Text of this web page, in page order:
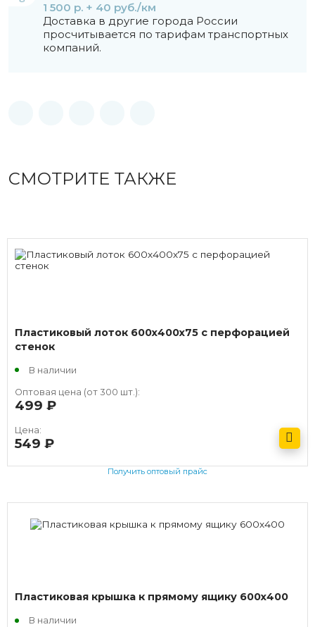
1 500 р. + 40 руб./км
Доставка в другие города России
просчитывается по тарифам транспортных
компаний.
СМОТРИТЕ ТАКЖЕ
Пластиковый лоток 600х400х75 с перфорацией
стенок
В наличии
Оптовая цена (от 300 шт.):
499
Цена:
549
Получить оптовый прайс
Пластиковая крышка к прямому ящику 600х400
В наличии